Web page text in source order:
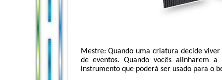
Mestre: Quando uma criatura decide
de eventos. Quando vocês alinharem
instrumento que poderá ser usado para o